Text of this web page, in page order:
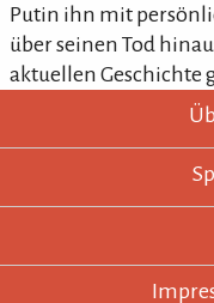
Putin ihn mit
über seinen Tod
aktuellen Geschichte
KULTURpur -
KULTURpur Footer